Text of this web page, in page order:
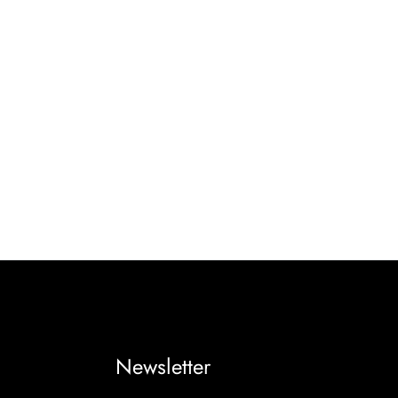
Newsletter